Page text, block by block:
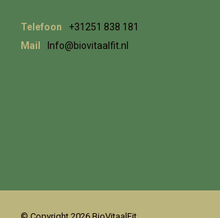
Telefoon
+31251 838 181
Mail
Info@biovitaalfit.nl